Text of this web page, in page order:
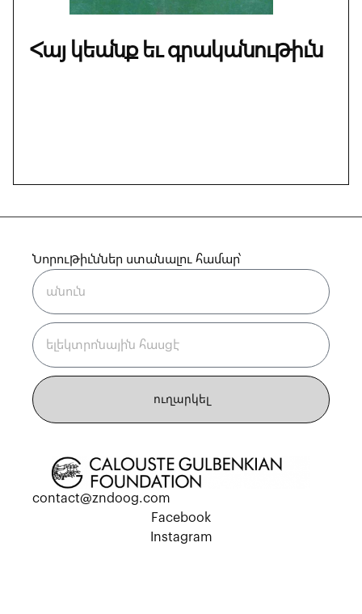
Հայ կեանք եւ գրականութիւն
Նորութիւններ ստանալու համար՝
ուղարկել
contact@zndoog.com
Facebook
Instagram